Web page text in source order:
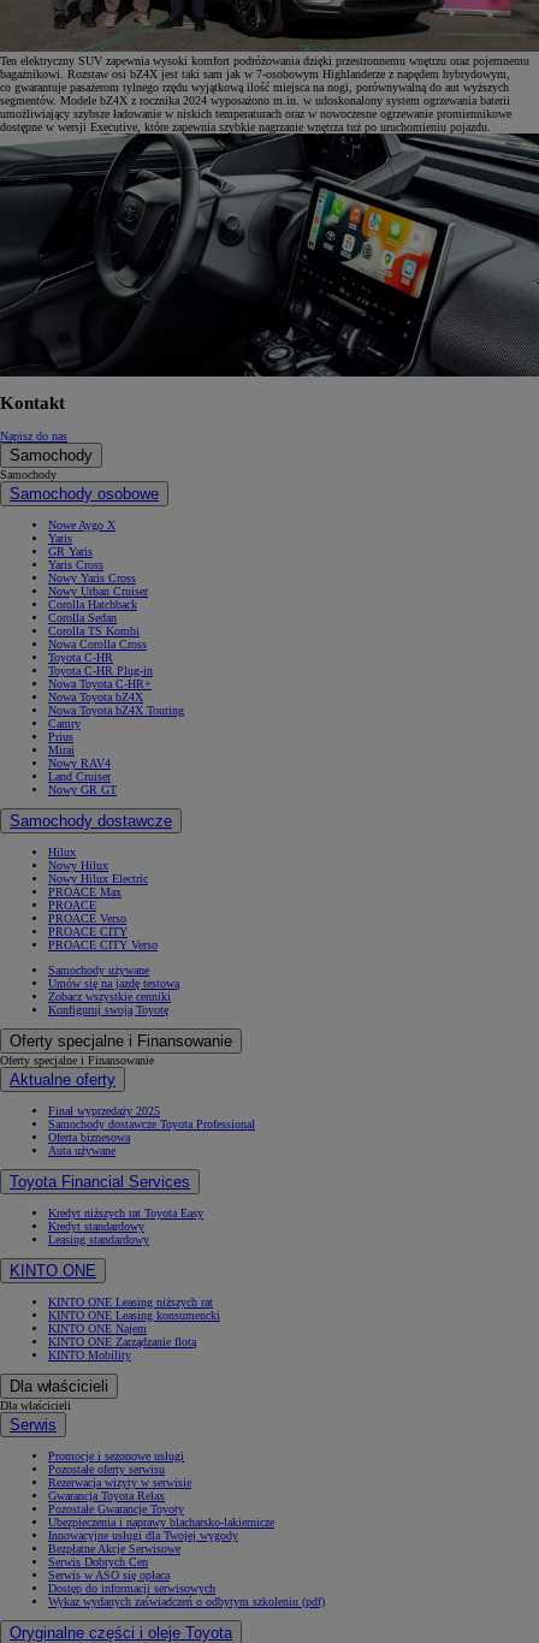
Ten elektryczny SUV zapewnia wysoki komfort podróżowania dzięki przestronnemu wnętrzu oraz pojemnemu
bagażnikowi. Rozstaw osi bZ4X jest taki sam jak w 7-osobowym Highlanderze z napędem hybrydowym,
co gwarantuje pasażerom tylnego rzędu wyjątkową ilość miejsca na nogi, porównywalną do aut wyższych
segmentów. Modele bZ4X z rocznika 2024 wyposażono m.in. w udoskonalony system ogrzewania baterii
umożliwiający szybsze ładowanie w niskich temperaturach oraz w nowoczesne ogrzewanie promiennikowe
dostępne w wersji Executive, które zapewnia szybkie nagrzanie wnętrza tuż po uruchomieniu pojazdu.
Kontakt
Napisz do nas
Samochody
Samochody
Samochody osobowe
Nowe Aygo X
Yaris
GR Yaris
Yaris Cross
Nowy Yaris Cross
Nowy Urban Cruiser
Corolla Hatchback
Corolla Sedan
Corolla TS Kombi
Nowa Corolla Cross
Toyota C-HR
Toyota C-HR Plug-in
Nowa Toyota C-HR+
Nowa Toyota bZ4X
Nowa Toyota bZ4X Touring
Camry
Prius
Mirai
Nowy RAV4
Land Cruiser
Nowy GR GT
Samochody dostawcze
Hilux
Nowy Hilux
Nowy Hilux Electric
PROACE Max
PROACE
PROACE Verso
PROACE CITY
PROACE CITY Verso
Samochody używane
Umów się na jazdę testową
Zobacz wszystkie cenniki
Konfiguruj swoją Toyotę
Oferty specjalne i Finansowanie
Oferty specjalne i Finansowanie
Aktualne oferty
Finał wyprzedaży 2025
Samochody dostawcze Toyota Professional
Oferta biznesowa
Auta używane
Toyota Financial Services
Kredyt niższych rat Toyota Easy
Kredyt standardowy
Leasing standardowy
KINTO ONE
KINTO ONE Leasing niższych rat
KINTO ONE Leasing konsumencki
KINTO ONE Najem
KINTO ONE Zarządzanie flotą
KINTO Mobility
Dla właścicieli
Dla właścicieli
Serwis
Promocje i sezonowe usługi
Pozostałe oferty serwisu
Rezerwacja wizyty w serwisie
Gwarancja Toyota Relax
Pozostałe Gwarancje Toyoty
Ubezpieczenia i naprawy blacharsko-lakiernicze
Innowacyjne usługi dla Twojej wygody
Bezpłatne Akcje Serwisowe
Serwis Dobrych Cen
Serwis w ASO się opłaca
Dostęp do informacji serwisowych
Wykaz wydanych zaświadczeń o odbytym szkoleniu (pdf)
Oryginalne części i oleje Toyota